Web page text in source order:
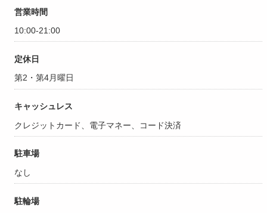
営業時間
10:00-21:00
定休日
第2・第4月曜日
キャッシュレス
クレジットカード、電子マネー、コード決済
駐車場
なし
駐輪場